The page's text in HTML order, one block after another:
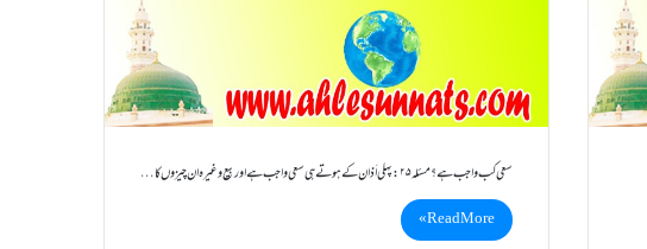
سعی کب واجب ہے ؟ مسئلہ۲۵: پہلی اَذان کے ہوتے ہی سعی واجب ہے اور بیع وغیرہ ان چیزوں کا…
Read More »